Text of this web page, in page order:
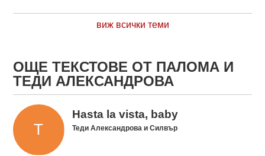
виж всички теми
ОЩЕ ТЕКСТОВЕ ОТ ПАЛОМА И
ТЕДИ АЛЕКСАНДРОВА
Hasta la vista, baby
Теди Александрова и Силвър